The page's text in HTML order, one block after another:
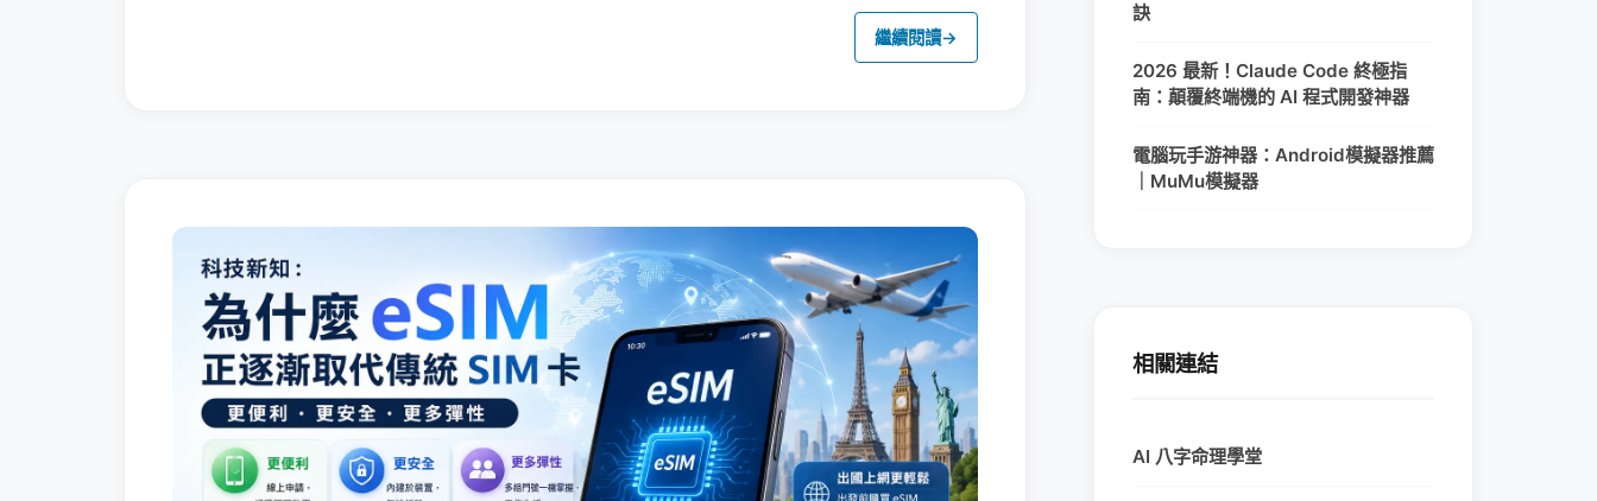
繼續閱讀→
訣
2026 最新！Claude Code 終極指
南：顛覆終端機的 AI 程式開發神器
電腦玩手游神器：Android模擬器推薦
｜MuMu模擬器
相關連結
AI 八字命理學堂